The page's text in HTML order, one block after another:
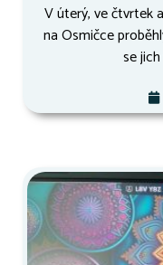
V úterý, ve čtvrtek
na Osmičce
se